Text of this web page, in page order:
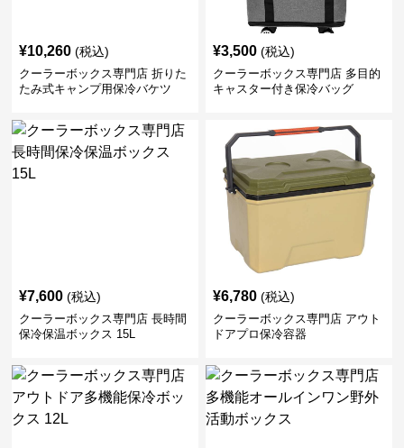
¥10,260 (税込)
クーラーボックス専門店 折りた
たみ式キャンプ用保冷バケツ
¥3,500 (税込)
クーラーボックス専門店 多目的
キャスター付き保冷バッグ
¥7,600 (税込)
クーラーボックス専門店 長時間
保冷保温ボックス 15L
¥6,780 (税込)
クーラーボックス専門店 アウト
ドアプロ保冷容器